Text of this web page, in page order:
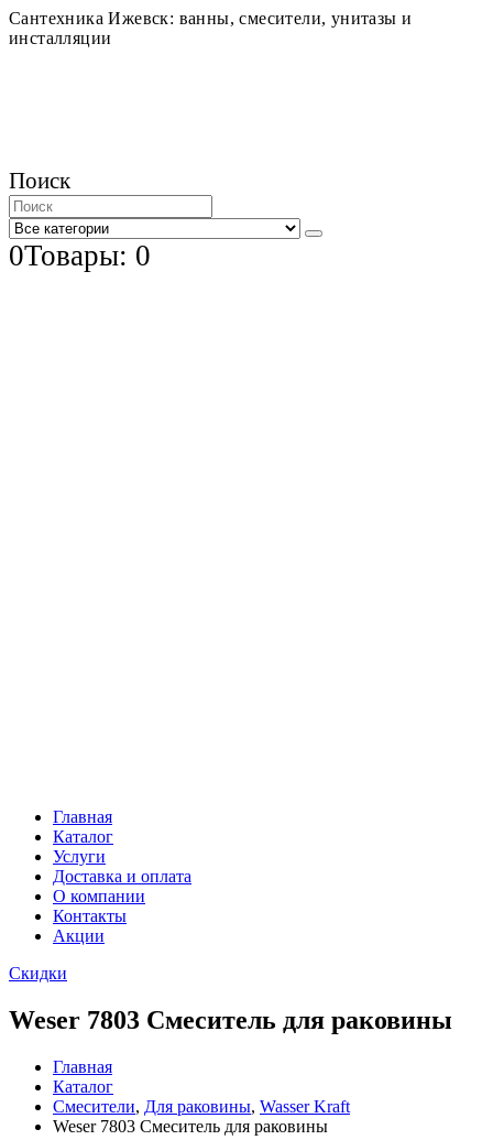
Сантехника Ижевск: ванны, смесители, унитазы и
инсталляции
Поиск
0Товары: 0
Главная
Каталог
Услуги
Доставка и оплата
О компании
Контакты
Акции
Скидки
Weser 7803 Смеситель для раковины
Главная
Каталог
Смесители, Для раковины, Wasser Kraft
Weser 7803 Смеситель для раковины